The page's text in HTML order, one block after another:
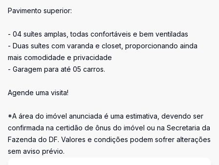
Pavimento superior:
- 04 suítes amplas, todas confortáveis e bem ventiladas
- Duas suítes com varanda e closet, proporcionando ainda
mais comodidade e privacidade
- Garagem para até 05 carros.
Agende uma visita!
*A área do imóvel anunciada é uma estimativa, devendo ser
confirmada na certidão de ônus do imóvel ou na Secretaria da
Fazenda do DF. Valores e condições podem sofrer alterações
sem aviso prévio.